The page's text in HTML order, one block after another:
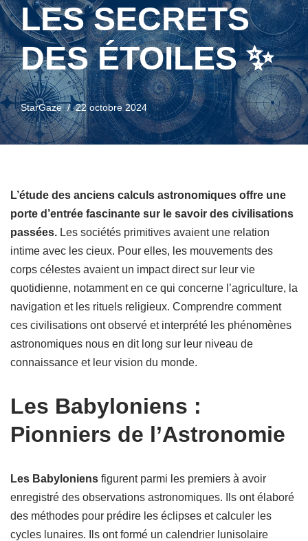
LES SECRETS
DES ÉTOILES ✨
StarGaze 22 octobre 2024
L’étude des anciens calculs astronomiques offre une
porte d’entrée fascinante sur le savoir des civilisations
passées. Les sociétés primitives avaient une relation
intime avec les cieux. Pour elles, les mouvements des
corps célestes avaient un impact direct sur leur vie
quotidienne, notamment en ce qui concerne l’agriculture, la
navigation et les rituels religieux. Comprendre comment
ces civilisations ont observé et interprété les phénomènes
astronomiques nous en dit long sur leur niveau de
connaissance et leur vision du monde.
Les Babyloniens :
Pionniers de l’Astronomie
Les Babyloniens figurent parmi les premiers à avoir
enregistré des observations astronomiques. Ils ont élaboré
des méthodes pour prédire les éclipses et calculer les
cycles lunaires. Ils ont formé un calendrier lunisolaire